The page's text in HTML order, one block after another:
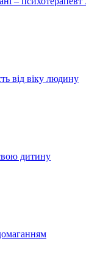
від віку людину
дитину